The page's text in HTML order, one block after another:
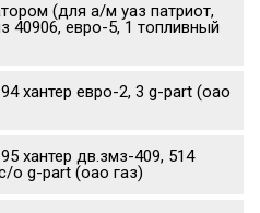
(для а/м уаз патриот,
40906, евро-5, 1 топливный
хантер евро-2, 3 g-part (оао
хантер дв.змз-409, 514
о g-part (оао газ)